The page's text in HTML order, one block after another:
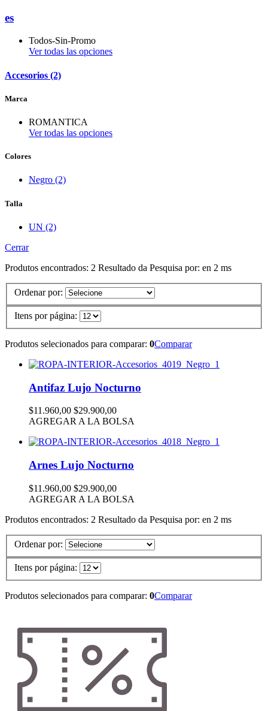
es
Todos-Sin-Promo
Ver todas las opciones
Accesorios (2)
Marca
ROMANTICA
Ver todas las opciones
Colores
Negro (2)
Talla
UN (2)
Cerrar
Produtos encontrados: 2 Resultado da Pesquisa por: en 2 ms
Ordenar por:
Itens por página:
Produtos selecionados para comparar: 0Comparar
Antifaz Lujo Nocturno
$11.960,00 $29.900,00
AGREGAR A LA BOLSA
Arnes Lujo Nocturno
$11.960,00 $29.900,00
AGREGAR A LA BOLSA
Produtos encontrados: 2 Resultado da Pesquisa por: en 2 ms
Ordenar por:
Itens por página:
Produtos selecionados para comparar: 0Comparar